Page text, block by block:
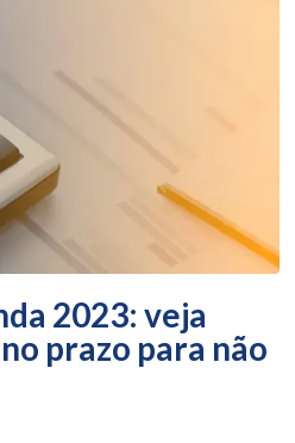
2023: veja
prazo para não